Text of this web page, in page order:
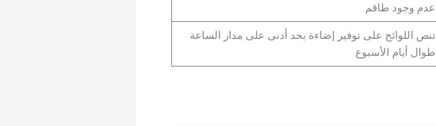
عدم وجود طاقم
تنص اللوائح على توفير إضاءة بحد أدنى على مدار الساعة
طوال أيام الأسبوع